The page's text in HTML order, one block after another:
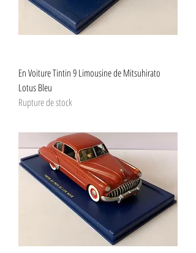
En Voiture Tintin 9 Limousine de Mitsuhirato
Lotus Bleu
Rupture de stock